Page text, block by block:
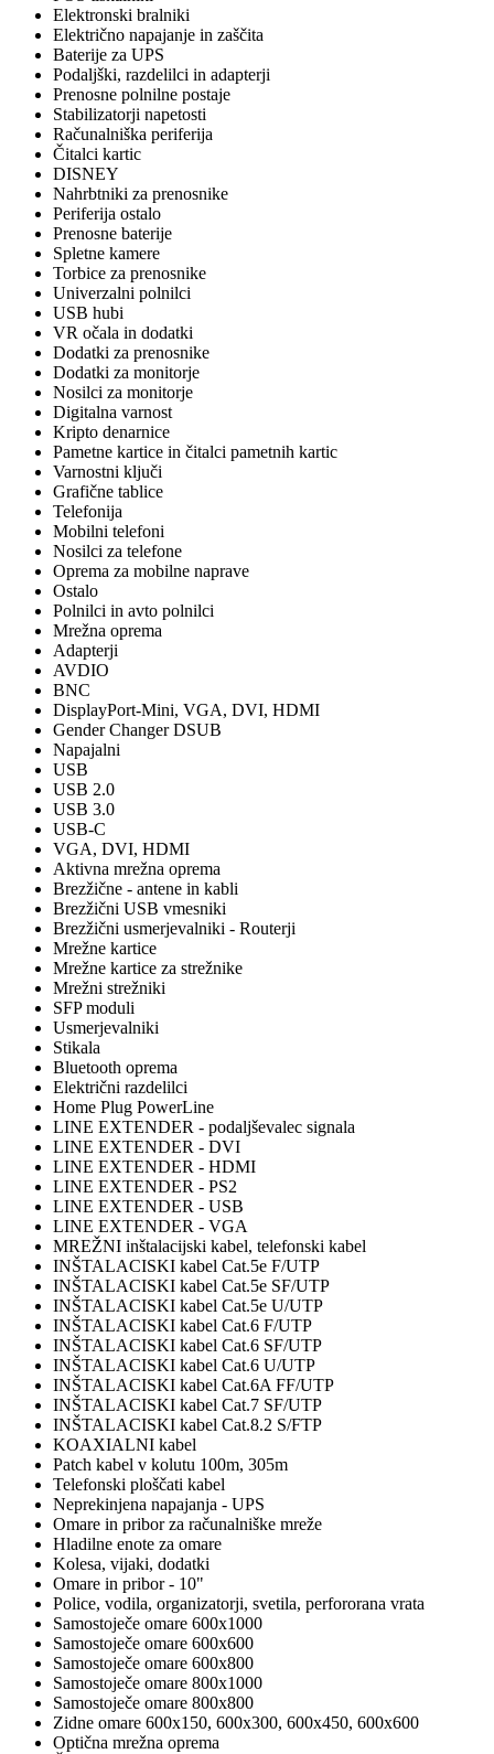
Elektronski bralniki
Električno napajanje in zaščita
Baterije za UPS
Podaljški, razdelilci in adapterji
Prenosne polnilne postaje
Stabilizatorji napetosti
Računalniška periferija
Čitalci kartic
DISNEY
Nahrbtniki za prenosnike
Periferija ostalo
Prenosne baterije
Spletne kamere
Torbice za prenosnike
Univerzalni polnilci
USB hubi
VR očala in dodatki
Dodatki za prenosnike
Dodatki za monitorje
Nosilci za monitorje
Digitalna varnost
Kripto denarnice
Pametne kartice in čitalci pametnih kartic
Varnostni ključi
Grafične tablice
Telefonija
Mobilni telefoni
Nosilci za telefone
Oprema za mobilne naprave
Ostalo
Polnilci in avto polnilci
Mrežna oprema
Adapterji
AVDIO
BNC
DisplayPort-Mini, VGA, DVI, HDMI
Gender Changer DSUB
Napajalni
USB
USB 2.0
USB 3.0
USB-C
VGA, DVI, HDMI
Aktivna mrežna oprema
Brezžične - antene in kabli
Brezžični USB vmesniki
Brezžični usmerjevalniki - Routerji
Mrežne kartice
Mrežne kartice za strežnike
Mrežni strežniki
SFP moduli
Usmerjevalniki
Stikala
Bluetooth oprema
Električni razdelilci
Home Plug PowerLine
LINE EXTENDER - podaljševalec signala
LINE EXTENDER - DVI
LINE EXTENDER - HDMI
LINE EXTENDER - PS2
LINE EXTENDER - USB
LINE EXTENDER - VGA
MREŽNI inštalacijski kabel, telefonski kabel
INŠTALACISKI kabel Cat.5e F/UTP
INŠTALACISKI kabel Cat.5e SF/UTP
INŠTALACISKI kabel Cat.5e U/UTP
INŠTALACISKI kabel Cat.6 F/UTP
INŠTALACISKI kabel Cat.6 SF/UTP
INŠTALACISKI kabel Cat.6 U/UTP
INŠTALACISKI kabel Cat.6A FF/UTP
INŠTALACISKI kabel Cat.7 SF/UTP
INŠTALACISKI kabel Cat.8.2 S/FTP
KOAXIALNI kabel
Patch kabel v kolutu 100m, 305m
Telefonski ploščati kabel
Neprekinjena napajanja - UPS
Omare in pribor za računalniške mreže
Hladilne enote za omare
Kolesa, vijaki, dodatki
Omare in pribor - 10"
Police, vodila, organizatorji, svetila, perfororana vrata
Samostoječe omare 600x1000
Samostoječe omare 600x600
Samostoječe omare 600x800
Samostoječe omare 800x1000
Samostoječe omare 800x800
Zidne omare 600x150, 600x300, 600x450, 600x600
Optična mrežna oprema